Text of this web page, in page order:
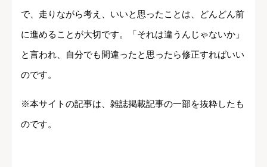
で、走りながら考え、いいと思ったことは、どんどん前
に進めることが大切です。「それは違うんじゃないか」
と言われ、自分でも間違ったと思ったら修正すればいい
のです。
※本サイトの記事は、雑誌掲載記事の一部を抜粋したも
のです。